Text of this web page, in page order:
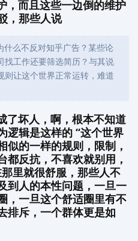
而且这些一边倒的维护
，那些人说
什么不反对知乎广告？某些论
找工作还要筛选简历？与其说
则让这个世界正常运转，难道
坏人，啊，根本不知道
逻辑是这样的 “这个世界
似的一样的规则，限制，
都反抗，不喜欢就别用，
里就很舒服，那些人不
到人的本性问题，一旦一
，一旦这个舒适圈里有不
排斥，一个群体更是如